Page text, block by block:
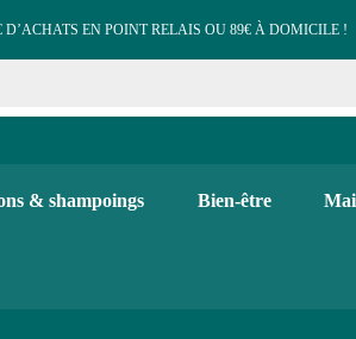
EN POINT RELAIS OU 89€ À DOMICILE !
maquillage
& shampoings Bien-être